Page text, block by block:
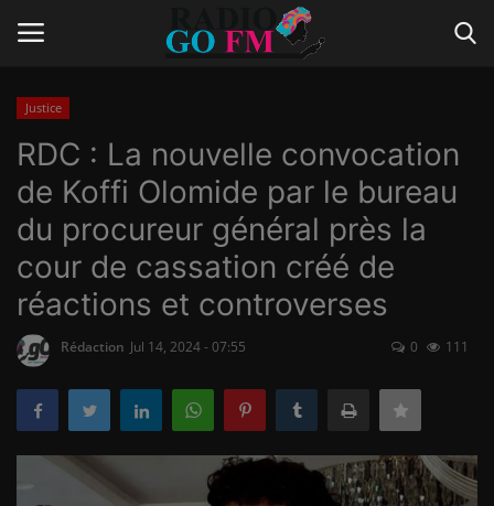
Home
Contact
Gallery
Vidéo
Le Journal
Communiqué de presse
Justice
RDC : La nouvelle convocation
de Koffi Olomide par le bureau
du procureur général près la
cour de cassation créé de
réactions et controverses
Rédaction Jul 14, 2024 - 07:55 0 111